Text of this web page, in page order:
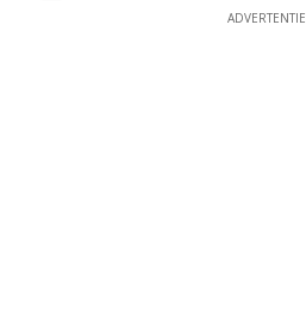
ADVERTENTIE